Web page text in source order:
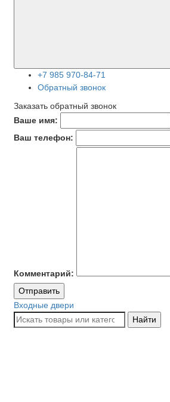
+7 985 970-84-71
Обратный звонок
Заказать обратный звонок
Ваше имя:
Ваш телефон:
Комментарий:
Отправить
Входные двери
Найти